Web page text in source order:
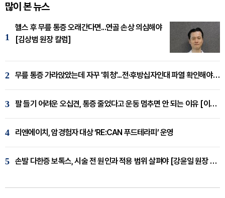
많이 본 뉴스
1
헬스 후 무릎 통증 오래간다면...연골 손상 의심해야
[김상범 원장 칼럼]
2 무릎 통증 가라앉았는데 자꾸 '휘청'...전·후방십자인대 파열 확인해야 [곽우경 원장 칼럼]
3 팔 들기 어려운 오십견, 통증 줄었다고 운동 멈추면 안 되는 이유 [이병욱 원장 칼럼]
4 리엔에이치, 암경험자 대상 ‘RE:CAN 푸드테라피’ 운영
5 손발 다한증 보톡스, 시술 전 원인과 적용 범위 살펴야 [강윤일 원장 칼럼]